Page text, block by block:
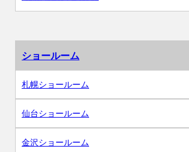
ショールーム
札幌ショールーム
仙台ショールーム
金沢ショールーム